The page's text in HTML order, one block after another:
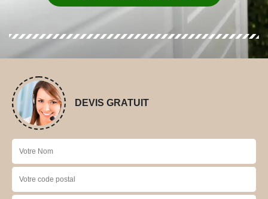
DEVIS GRATUIT